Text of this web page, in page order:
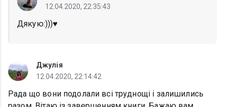
12.04.2020, 22:35:43
Дякую:)))♥️
Джулія
12.04.2020, 22:14:42
Рада що вони подолали всі труднощі і залишились